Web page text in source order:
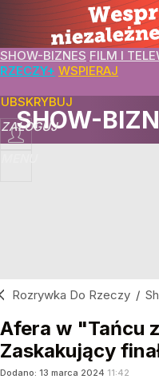
SHOW-BIZNES FILM I
RZECZY+ WSPIERAJ
ZALOGUJ
SHOW-
Rozrywka Do Rzeczy /
Afera w "Tańcu
Zaskakujący
Dodano: 13 marca 2024 11:42